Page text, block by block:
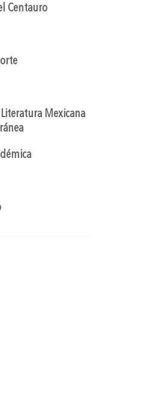
Centauro
Mexicana